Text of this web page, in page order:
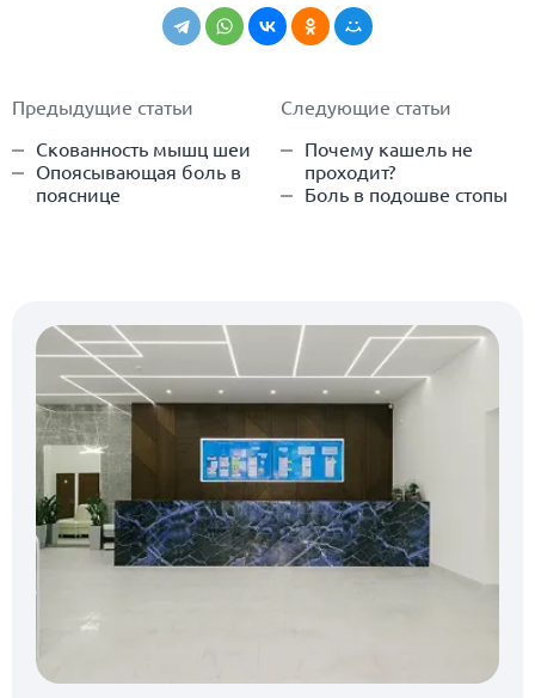
Предыдущие статьи
Скованность мышц шеи
Опоясывающая боль в
пояснице
Следующие статьи
Почему кашель не
проходит?
Боль в подошве стопы